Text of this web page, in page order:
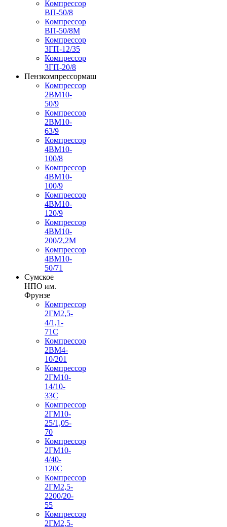
Компрессор
ВП-50/8
Компрессор
ВП-50/8М
Компрессор
3ГП-12/35
Компрессор
3ГП-20/8
Пензкомпрессормаш
Компрессор
2ВМ10-
50/9
Компрессор
2ВМ10-
63/9
Компрессор
4ВМ10-
100/8
Компрессор
4ВМ10-
100/9
Компрессор
4ВМ10-
120/9
Компрессор
4ВМ10-
200/2,2М
Компрессор
4ВМ10-
50/71
Сумское
НПО им.
Фрунзе
Компрессор
2ГМ2,5-
4/1,1-
71С
Компрессор
2ВМ4-
10/201
Компрессор
2ГМ10-
14/10-
33С
Компрессор
2ГМ10-
25/1,05-
70
Компрессор
2ГМ10-
4/40-
120С
Компрессор
2ГМ2,5-
2200/20-
55
Компрессор
2ГМ2,5-